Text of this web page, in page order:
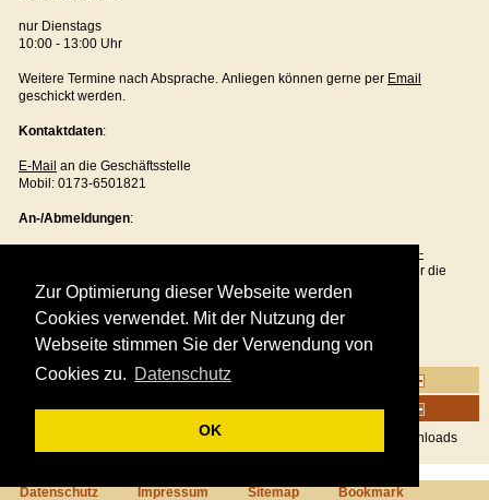
Zur Optimierung dieser Webseite werden
Cookies verwendet. Mit der Nutzung der
Webseite stimmen Sie der Verwendung von
Cookies zu. Datenschutz
OK
nur Dienstags
10:00 - 13:00 Uhr
Weitere Termine nach Absprache. Anliegen können gerne per Email
geschickt werden.
Kontaktdaten:
E-Mail an die Geschäftsstelle
Mobil: 0173-6501821
An-/Abmeldungen:
Online-
. Anmeldungen von Longen- u. Einzelstunden sind nur über die
Geschäftsstelle per Emailmöglich.
Bitte mind. 24 Std. vorher zu den Reitstunden an- und 48 Std. vorer
abmelden! Bei Longen- Einzelstunden 48 Stunden!
FAQ
Termine / Infos
finden Sie eine Übersicht über unsere gesamten Infos als Downloads
Datenschutz Impressum Sitemap Bookmark